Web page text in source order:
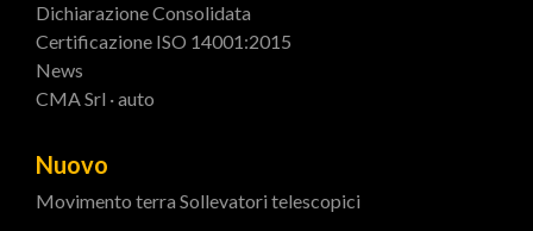
Dichiarazione Consolidata
Certificazione ISO 14001:2015
News
CMA Srl · auto
Nuovo
Movimento terra Sollevatori telescopici